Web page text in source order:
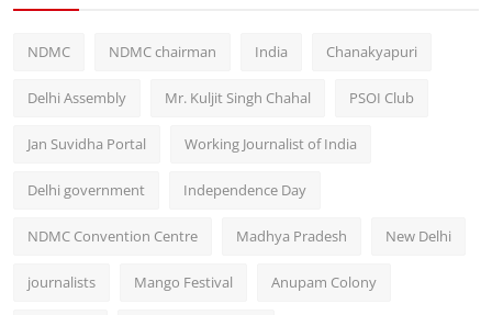
NDMC NDMC chairman India Chanakyapuri
Delhi Assembly Mr. Kuljit Singh Chahal PSOI Club
Jan Suvidha Portal Working Journalist of India
Delhi government Independence Day
NDMC Convention Centre Madhya Pradesh New Delhi
journalists Mango Festival Anupam Colony